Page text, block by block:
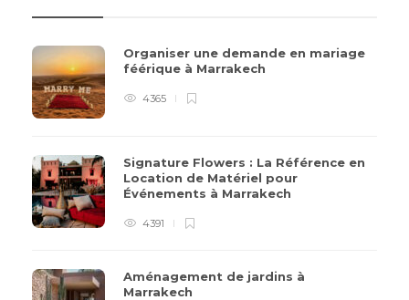
Organiser une demande en mariage
féérique à Marrakech
4365
Signature Flowers : La Référence en
Location de Matériel pour
Événements à Marrakech
4391
Aménagement de jardins à
Marrakech